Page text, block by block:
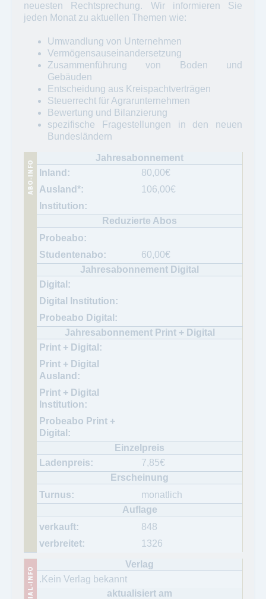
neuesten Rechtsprechung. Wir informieren Sie
jeden Monat zu aktuellen Themen wie:
Umwandlung von Unternehmen
Vermögensauseinandersetzung
Zusammenführung von Boden und
Gebäuden
Entscheidung aus Kreispachtverträgen
Steuerrecht für Agrarunternehmen
Bewertung und Bilanzierung
spezifische Fragestellungen in den neuen
Bundesländern
80,00€
106,00€
60,00€
7,85€
monatlich
848
1326
.Kein Verlag bekannt